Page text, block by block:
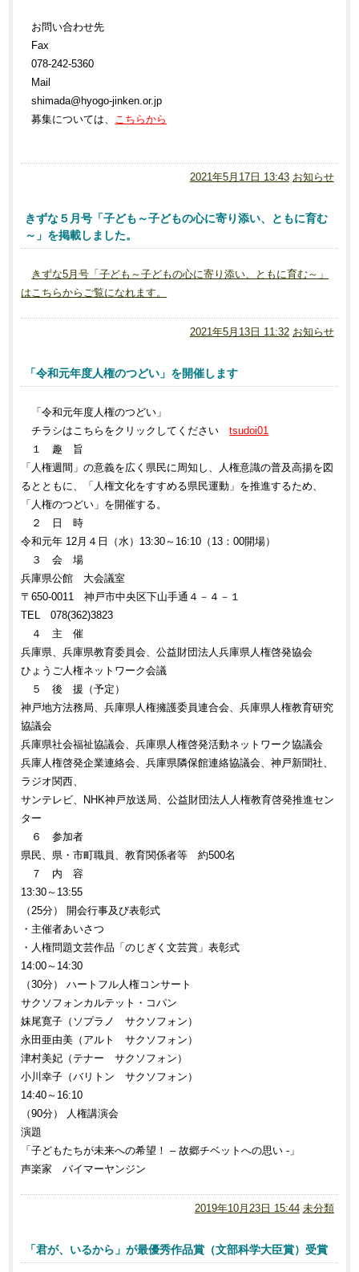
お問い合わせ先
Fax
078-242-5360
Mail
shimada@hyogo-jinken.or.jp
募集については、 こちらから
2021年5月17日 13:43 お知らせ
きずな５月号「子ども～子どもの心に寄り添い、ともに育む
～」を掲載しました。
きずな5月号「子ども～子どもの心に寄り添い、ともに育む～」
はこちらからご覧になれます。
2021年5月13日 11:32 お知らせ
「令和元年度人権のつどい」を開催します
「令和元年度人権のつどい」
チラシはこちらをクリックしてください
tsudoi01
１ 趣 旨
「人権週間」の意義を広く県民に周知し、人権意識の普及高揚を図
るとともに、「人権文化をすすめる県民運動」を推進するため、
「人権のつどい」を開催する。
２ 日 時
令和元年 12月４日（水）13:30～16:10（13：00開場）
３ 会 場
兵庫県公館 大会議室
〒650-0011 神戸市中央区下山手通４－４－１
TEL 078(362)3823
４ 主 催
兵庫県、兵庫県教育委員会、公益財団法人兵庫県人権啓発協会
ひょうご人権ネットワーク会議
５ 後 援（予定）
神戸地方法務局、兵庫県人権擁護委員連合会、兵庫県人権教育研究
協議会
兵庫県社会福祉協議会、兵庫県人権啓発活動ネットワーク協議会
兵庫人権啓発企業連絡会、兵庫県隣保館連絡協議会、神戸新聞社、
ラジオ関西、
サンテレビ、NHK神戸放送局、公益財団法人人権教育啓発推進セン
ター
６ 参加者
県民、県・市町職員、教育関係者等 約500名
７ 内 容
13:30～13:55
（25分） 開会行事及び表彰式
・主催者あいさつ
・人権問題文芸作品「のじぎく文芸賞」表彰式
14:00～14:30
（30分） ハートフル人権コンサート
サクソフォンカルテット・コパン
妹尾寛子（ソプラノ サクソフォン）
永田亜由美（アルト サクソフォン）
津村美妃（テナー サクソフォン）
小川幸子（バリトン サクソフォン）
14:40～16:10
（90分） 人権講演会
演題
「子どもたちが未来への希望！ – 故郷チベットへの思い -」
声楽家 バイマーヤンジン
2019年10月23日 15:44 未分類
「君が、いるから」が最優秀作品賞（文部科学大臣賞）受賞